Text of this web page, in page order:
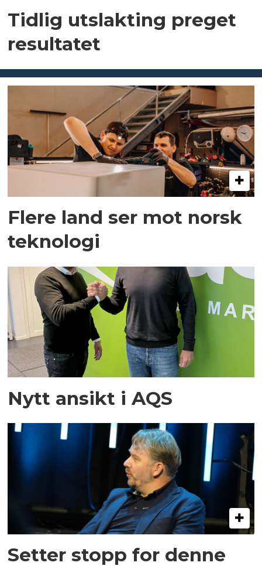
Tidlig utslakting preget
resultatet
Flere land ser mot norsk
teknologi
Nytt ansikt i AQS
Setter stopp for denne